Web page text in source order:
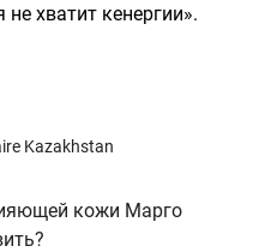
хватит кенергии».
Kazakhstan
кожи Марго